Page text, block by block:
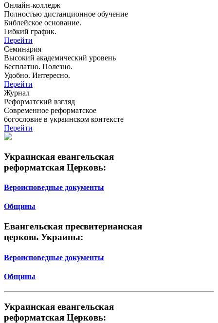
Онлайн-колледж
Полностью дистанционное обучение
Библейское основание.
Гибкий график.
Перейти
Семинария
Высокий академический уровень
Бесплатно. Полезно.
Удобно. Интересно.
Перейти
Журнал
Реформатский взгляд
Современное реформатское
богословие в украинском контексте
Перейти
Украинская евангельская
реформатская Церковь:
Вероисповедные документы
Общины
Евангельская пресвитерианская
церковь Украины:
Вероисповедные документы
Общины
Украинская евангельская
реформатская Церковь: